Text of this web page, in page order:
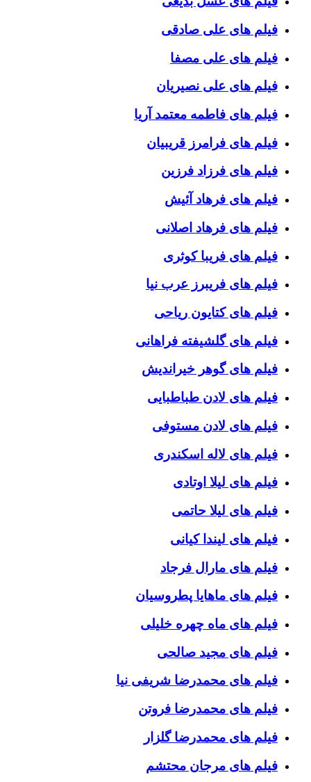
فیلم های علی صادقی
فیلم های علی مصفا
فیلم های علی نصیریان
فیلم های فاطمه معتمد آریا
فیلم های فرامرز قریبیان
فیلم های فرزاد فرزین
فیلم های فرهاد آئیش
فیلم های فرهاد اصلانی
فیلم های فریبا کوثری
فیلم های فریبرز عرب نیا
فیلم های کتایون ریاحی
فیلم های گلشیفته فراهانی
فیلم های گوهر خیراندیش
فیلم های لادن طباطبایی
فیلم های لادن مستوفی
فیلم های لاله اسکندری
فیلم های لیلا اوتادی
فیلم های لیلا حاتمی
فیلم های لیندا کیانی
فیلم های مارال فرجاد
فیلم های ماهایا پطروسیان
فیلم های ماه چهره خلیلی
فیلم های مجید صالحی
فیلم های محمدرضا شریفی نیا
فیلم های محمدرضا فروتن
فیلم های محمدرضا گلزار
فیلم های مرجان محتشم